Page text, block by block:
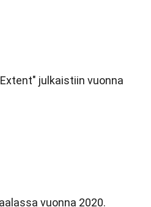
julkaistiin vuonna
vuonna 2020.